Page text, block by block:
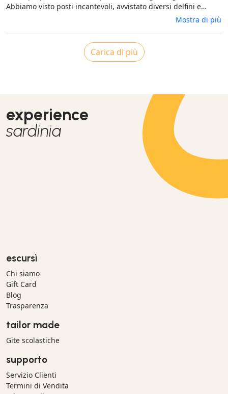
Abbiamo visto posti incantevoli, avvistato diversi delfini e
Mostra di più
Carica di più
experience
sardinia
escursì
Chi siamo
Gift Card
Blog
Trasparenza
tailor made
Gite scolastiche
supporto
Servizio Clienti
Termini di Vendita